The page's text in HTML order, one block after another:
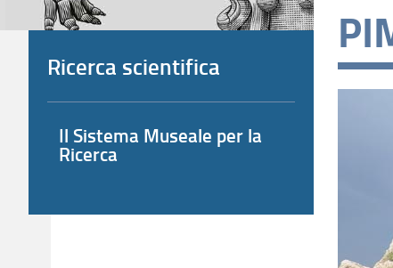
Ricerca scientifica
Il Sistema Museale per la
Ricerca